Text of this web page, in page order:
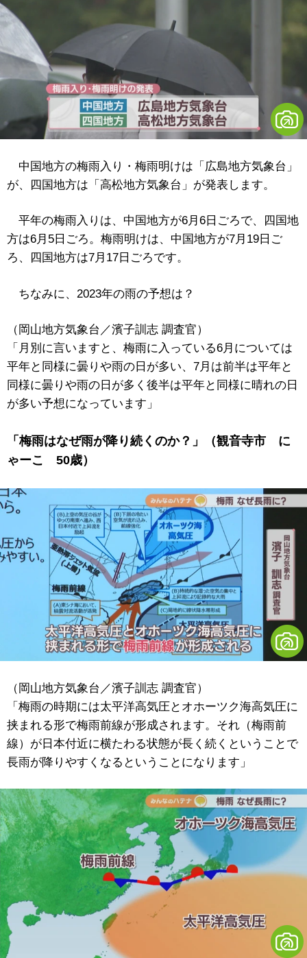
中国地方の梅雨入り・梅雨明けは「広島地方気象台」
が、四国地方は「高松地方気象台」が発表します。
平年の梅雨入りは、中国地方が6月6日ごろで、四国地
方は6月5日ごろ。梅雨明けは、中国地方が7月19日ご
ろ、四国地方は7月17日ごろです。
ちなみに、2023年の雨の予想は？
（岡山地方気象台／濱子訓志 調査官）
「月別に言いますと、梅雨に入っている6月については
平年と同様に曇りや雨の日が多い、7月は前半は平年と
同様に曇りや雨の日が多く後半は平年と同様に晴れの日
が多い予想になっています」
「梅雨はなぜ雨が降り続くのか？」（観音寺市 に
ゃーこ 50歳）
（岡山地方気象台／濱子訓志 調査官）
「梅雨の時期には太平洋高気圧とオホーツク海高気圧に
挟まれる形で梅雨前線が形成されます。それ（梅雨前
線）が日本付近に横たわる状態が長く続くということで
長雨が降りやすくなるということになります」